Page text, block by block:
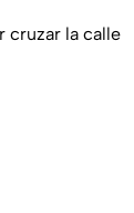
cruzar la calle